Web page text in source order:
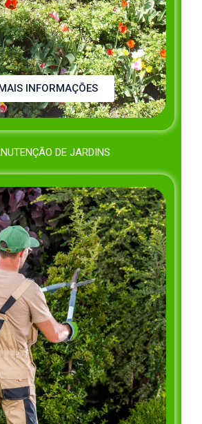
INFORMAÇÕES
DE JARDINS